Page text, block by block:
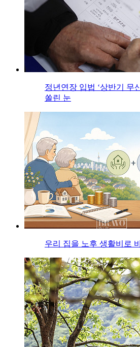
정년연장 입법 ‘상반기 무
쏠린 눈
우리 집을 노후 생활비로